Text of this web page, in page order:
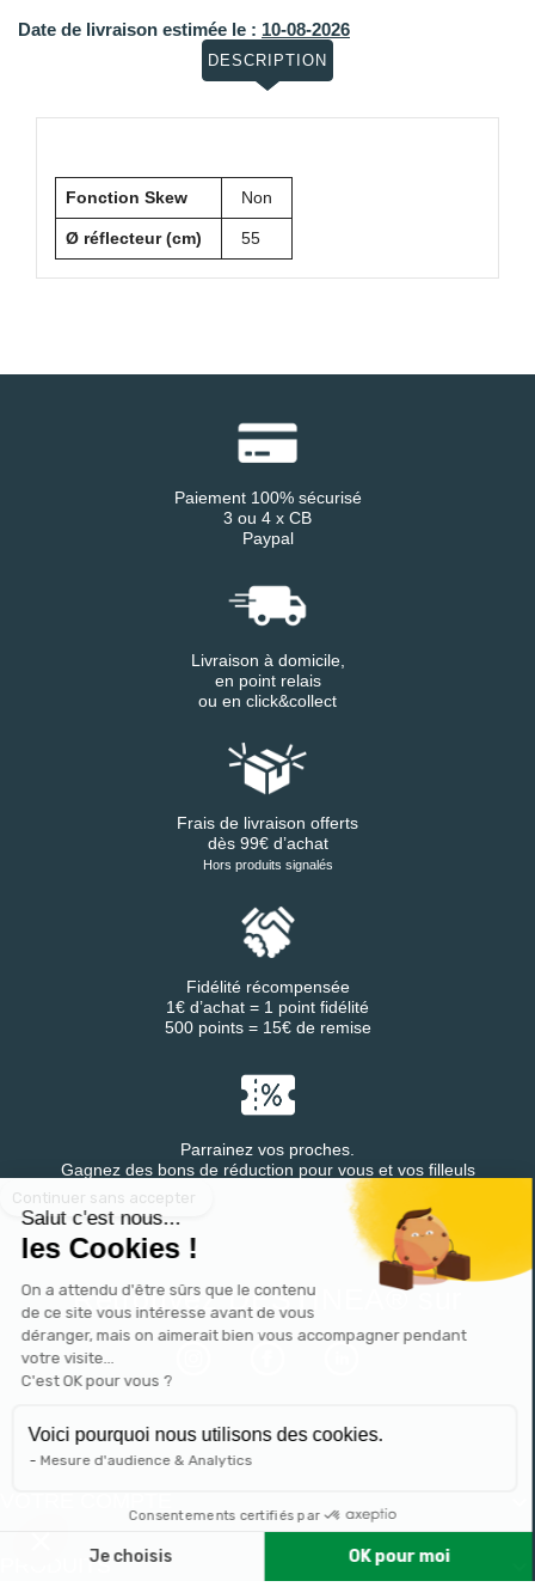
Continuer sans accepter
Salut c'est nous...
les Cookies !
On a attendu d'être sûrs que le contenu
de ce site vous intéresse avant de vous
déranger, mais on aimerait bien vous accompagner pendant
votre visite...
C'est OK pour vous ?
Voici pourquoi nous utilisons des cookies.
Mesure d'audience & Analytics
Consentements certifiés par
Je choisis
OK pour moi
Date de livraison estimée le : 10-08-2026
DESCRIPTION
Fonction Skew Non
Ø réflecteur (cm) 55
Paiement 100% sécurisé
3 ou 4 x CB
Paypal
Livraison à domicile,
en point relais
ou en click&collect
Frais de livraison offerts
dès 99€ d’achat
Hors produits signalés
Fidélité récompensée
1€ d’achat = 1 point fidélité
500 points = 15€ de remise
Parrainez vos proches.
Gagnez des bons de réduction pour vous et vos filleuls
Retrouvez DESTINEA® sur
PRODUITS